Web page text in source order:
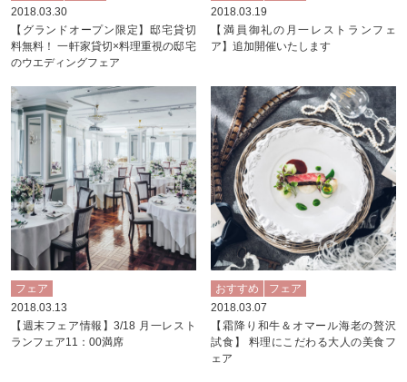
2018.03.30
【グランドオープン限定】邸宅貸切
料無料！ 一軒家貸切×料理重視の邸宅
のウエディングフェア
2018.03.19
【満員御礼の月一レストランフェ
ア】追加開催いたします
フェア
2018.03.13
【週末フェア情報】3/18 月一レスト
ランフェア11：00満席
おすすめ
フェア
2018.03.07
【霜降り和牛＆オマール海老の贅沢
試食】 料理にこだわる大人の美食フ
ェア